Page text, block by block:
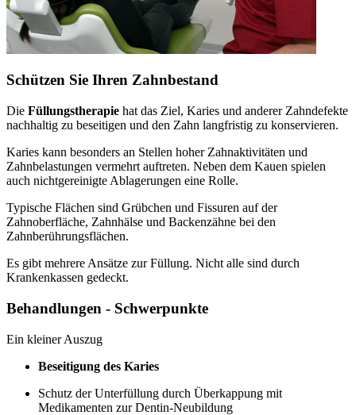
Schützen Sie Ihren Zahnbestand
Die Füllungstherapie hat das Ziel, Karies und anderer Zahndefekte
nachhaltig zu beseitigen und den Zahn langfristig zu konservieren.
Karies kann besonders an Stellen hoher Zahnaktivitäten und
Zahnbelastungen vermehrt auftreten. Neben dem Kauen spielen
auch nichtgereinigte Ablagerungen eine Rolle.
Typische Flächen sind Grübchen und Fissuren auf der
Zahnoberfläche, Zahnhälse und Backenzähne bei den
Zahnberührungsflächen.
Es gibt mehrere Ansätze zur Füllung. Nicht alle sind durch
Krankenkassen gedeckt.
Behandlungen - Schwerpunkte
Ein kleiner Auszug
Beseitigung des Karies
Schutz der Unterfüllung durch Überkappung mit
Medikamenten zur Dentin-Neubildung